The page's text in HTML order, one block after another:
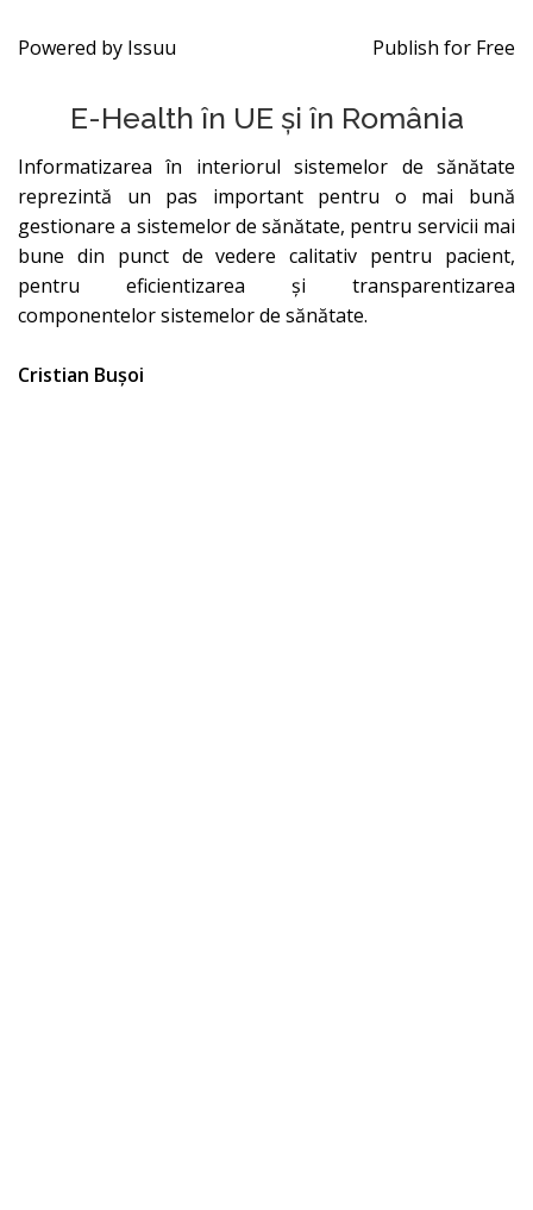
Powered by Issuu Publish for Free
E-Health în UE și în România
Informatizarea în interiorul sistemelor de sănătate
reprezintă un pas important pentru o mai bună
gestionare a sistemelor de sănătate, pentru servicii mai
bune din punct de vedere calitativ pentru pacient,
pentru eficientizarea și transparentizarea
componentelor sistemelor de sănătate.
Cristian Bușoi